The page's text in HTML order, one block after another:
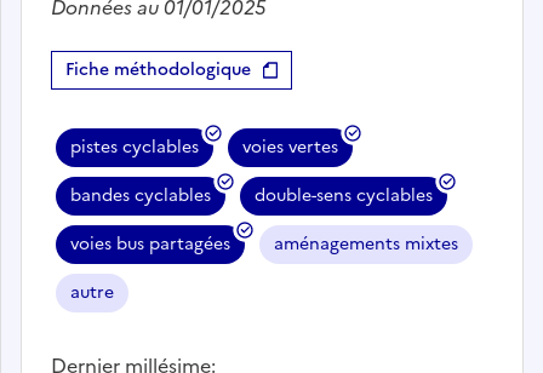
Données au 01/01/2025
Fiche méthodologique
pistes cyclables
voies vertes
bandes cyclables
double-sens cyclables
voies bus partagées
aménagements mixtes
autre
Dernier millésime: